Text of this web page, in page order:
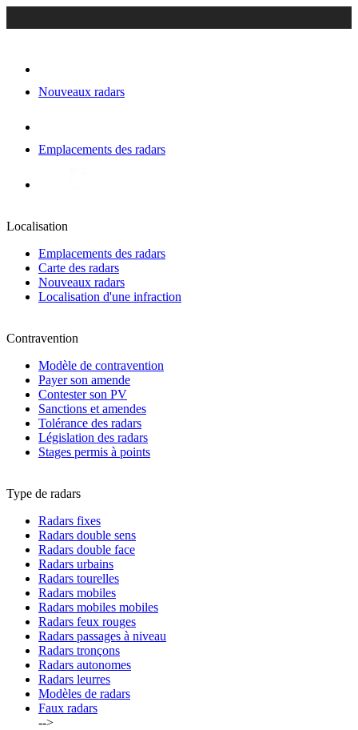
Nouveaux radars
Emplacements des radars
Localisation
Emplacements des radars
Carte des radars
Nouveaux radars
Localisation d'une infraction
Contravention
Modèle de contravention
Payer son amende
Contester son PV
Sanctions et amendes
Tolérance des radars
Législation des radars
Stages permis à points
Type de radars
Radars fixes
Radars double sens
Radars double face
Radars urbains
Radars tourelles
Radars mobiles
Radars mobiles mobiles
Radars feux rouges
Radars passages à niveau
Radars tronçons
Radars autonomes
Radars leurres
Modèles de radars
Faux radars
-->